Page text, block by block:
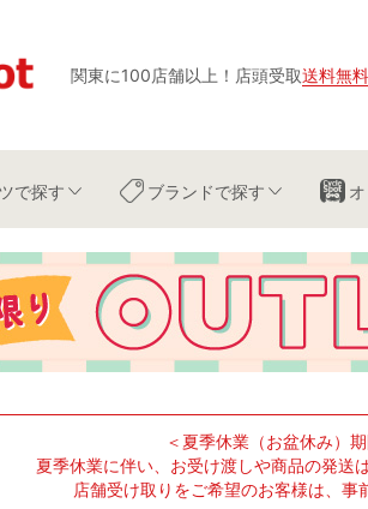
関東に100店舗以上 ！ 店頭受取送料無料
で探す ブランドで探す
＜夏季休業（お盆休み）
夏季休業に伴い、お受け渡しや商品の発送
店舗受け取りをご希望のお客様は、事